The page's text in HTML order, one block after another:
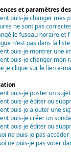
et paramètres
puis-je changer mes
ne sont pas
le fuseau horaire et
n'est pas dans la liste
puis-je montrer une
puis-je changer mon
je clique sur le lien e-
puis-je poster un
puis-je éditer ou
puis-je ajouter une
puis-je créer un
puis-je éditer ou
ne puis-je pas accéder
ne puis-je pas voter